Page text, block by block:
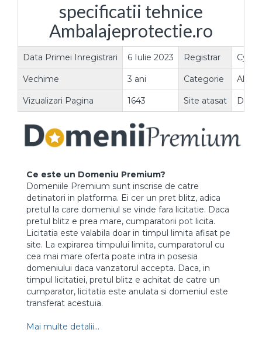
specificatii tehnice
Ambalajeprotectie.ro
Data Primei Inregistrari 6 Iulie 2023 Registrar
Vechime 3 ani Categorie Altele
Vizualizari Pagina 1643 Site atasat DA
Ce este un Domeniu Premium?
Domeniile Premium sunt inscrise de catre
detinatori in platforma. Ei cer un pret blitz, adica
pretul la care domeniul se vinde fara licitatie. Daca
pretul blitz e prea mare, cumparatorii pot licita.
Licitatia este valabila doar in timpul limita afisat pe
site. La expirarea timpului limita, cumparatorul cu
cea mai mare oferta poate intra in posesia
domeniului daca vanzatorul accepta. Daca, in
timpul licitatiei, pretul blitz e achitat de catre un
cumparator, licitatia este anulata si domeniul este
transferat acestuia.
Mai multe detalii...